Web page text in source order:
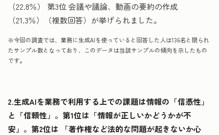
（22.8％） 第3位 会議や議論、動画の要約の作成
（21.3％）（複数回答）が挙げられました。
※今回の調査では、業務に生成AIを使っていると回答した人は136名と限られ
たサンプル数となっており、このデータは当該サンプルの傾向を示したもの
です。
2.生成AIを業務で利用する上での課題は情報の「信憑性」
と「信頼性」。第1位は「情報が正しいかどうかが不
安」。第2位は 「著作権など法的な問題が起きないか心